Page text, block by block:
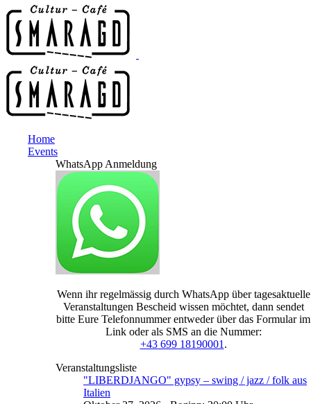
Home
Events
WhatsApp Anmeldung
Wenn ihr regelmässig durch WhatsApp über tagesaktuelle
Veranstaltungen Bescheid wissen möchtet, dann sendet
bitte Eure Telefonnummer entweder über das Formular im
Link oder als SMS an die Nummer:
+43 699 18190001 .
Veranstaltungsliste
"LIBERDJANGO" gypsy – swing / jazz / folk aus
Italien